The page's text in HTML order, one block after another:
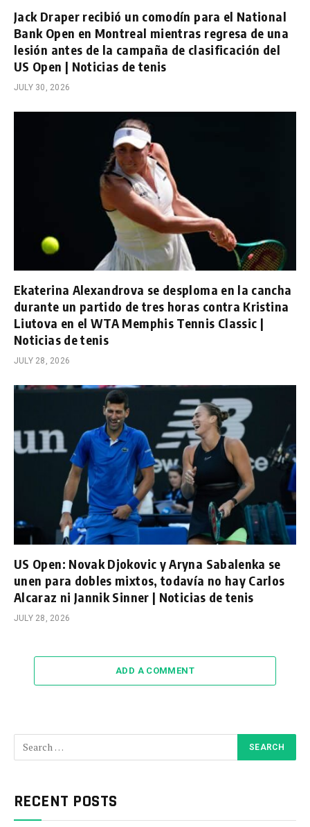
Jack Draper recibió un comodín para el National
Bank Open en Montreal mientras regresa de una
lesión antes de la campaña de clasificación del
US Open | Noticias de tenis
JULY 30, 2026
Ekaterina Alexandrova se desploma en la cancha
durante un partido de tres horas contra Kristina
Liutova en el WTA Memphis Tennis Classic |
Noticias de tenis
JULY 28, 2026
US Open: Novak Djokovic y Aryna Sabalenka se
unen para dobles mixtos, todavía no hay Carlos
Alcaraz ni Jannik Sinner | Noticias de tenis
JULY 28, 2026
ADD A COMMENT
RECENT POSTS